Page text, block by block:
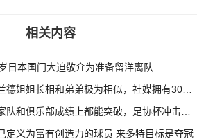
相关内容
日本国门大迫敬介为准备留洋离队
姐姐长相和弟弟极为相似，社媒拥有30万粉丝
和俱乐部成绩上都能突破，足协杯冲击冠军
定义为富有创造力的球员 来多特目标是夺冠